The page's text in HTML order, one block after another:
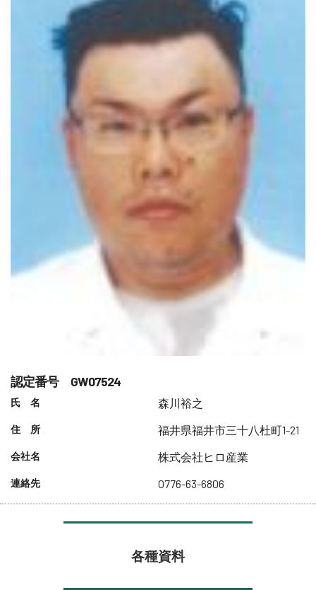
認定番号 GW07524
氏 名 森川裕之
住 所 福井県福井市三十八杜町1-21
会社名 株式会社ヒロ産業
連絡先 0776-63-6806
各種資料